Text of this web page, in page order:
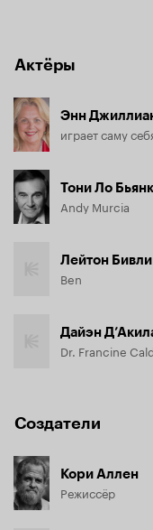
Актёры
Энн
играет саму
Тони Ло
Andy Murcia
Лейтон Бивли
Ben
Дайэн
Dr. Francine
Создатели
Кори Аллен
Режиссёр